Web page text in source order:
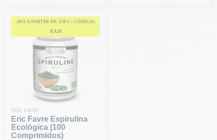
-20 € A PARTIR DE 150 € | CÓDIGO:
BA20
ERIC FAVRE
Eric Favre Espirulina
Ecológica (100
Comprimidos)